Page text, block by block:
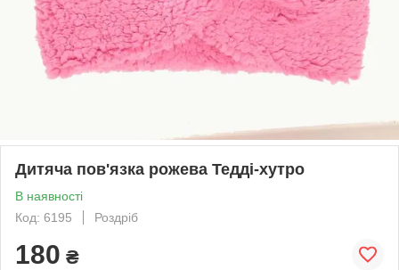
Дитяча пов'язка рожева Тедді-хутро
В наявності
Код: 6195
Роздріб
180 ₴